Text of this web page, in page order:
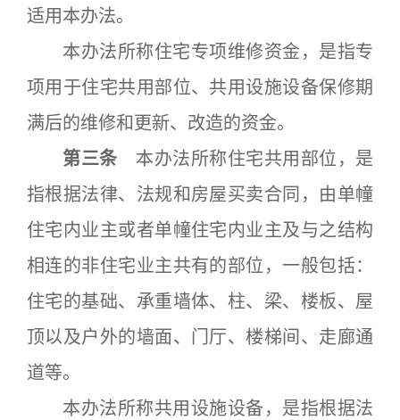
适用本办法。
本办法所称住宅专项维修资金，是指专
项用于住宅共用部位、共用设施设备保修期
满后的维修和更新、改造的资金。
第三条 本办法所称住宅共用部位，是
指根据法律、法规和房屋买卖合同，由单幢
住宅内业主或者单幢住宅内业主及与之结构
相连的非住宅业主共有的部位，一般包括：
住宅的基础、承重墙体、柱、梁、楼板、屋
顶以及户外的墙面、门厅、楼梯间、走廊通
道等。
本办法所称共用设施设备，是指根据法